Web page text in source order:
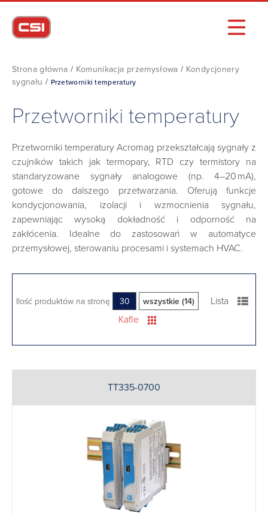
Strona główna / Komunikacja przemysłowa / Kondycjonery
sygnału / Przetworniki temperatury
Przetworniki temperatury
Przetworniki temperatury Acromag przekształcają sygnały z
czujników takich jak termopary, RTD czy termistory na
standaryzowane sygnały analogowe (np. 4–20 mA),
gotowe do dalszego przetwarzania. Oferują funkcje
kondycjonowania, izolacji i wzmocnienia sygnału,
zapewniając wysoką dokładność i odporność na
zakłócenia. Idealne do zastosowań w automatyce
przemysłowej, sterowaniu procesami i systemach HVAC.
Ilość produktów na stronę 30 wszystkie (14)
Lista
Kafle
TT335-0700